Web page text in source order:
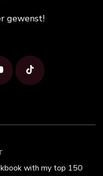
gewenst!
with my top 150